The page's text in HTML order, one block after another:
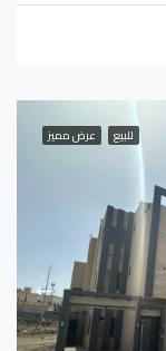
للبيع عرض مميز